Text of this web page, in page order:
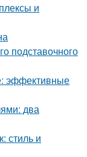
и
подставочного
эффективные
два
стиль и